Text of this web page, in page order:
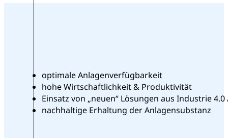
optimale Anlagenverfügbarkeit
hohe Wirtschaftlichkeit & Produktivität
Einsatz von „neuen“ Lösungen aus Industrie
nachhaltige Erhaltung der Anlagensubstanz